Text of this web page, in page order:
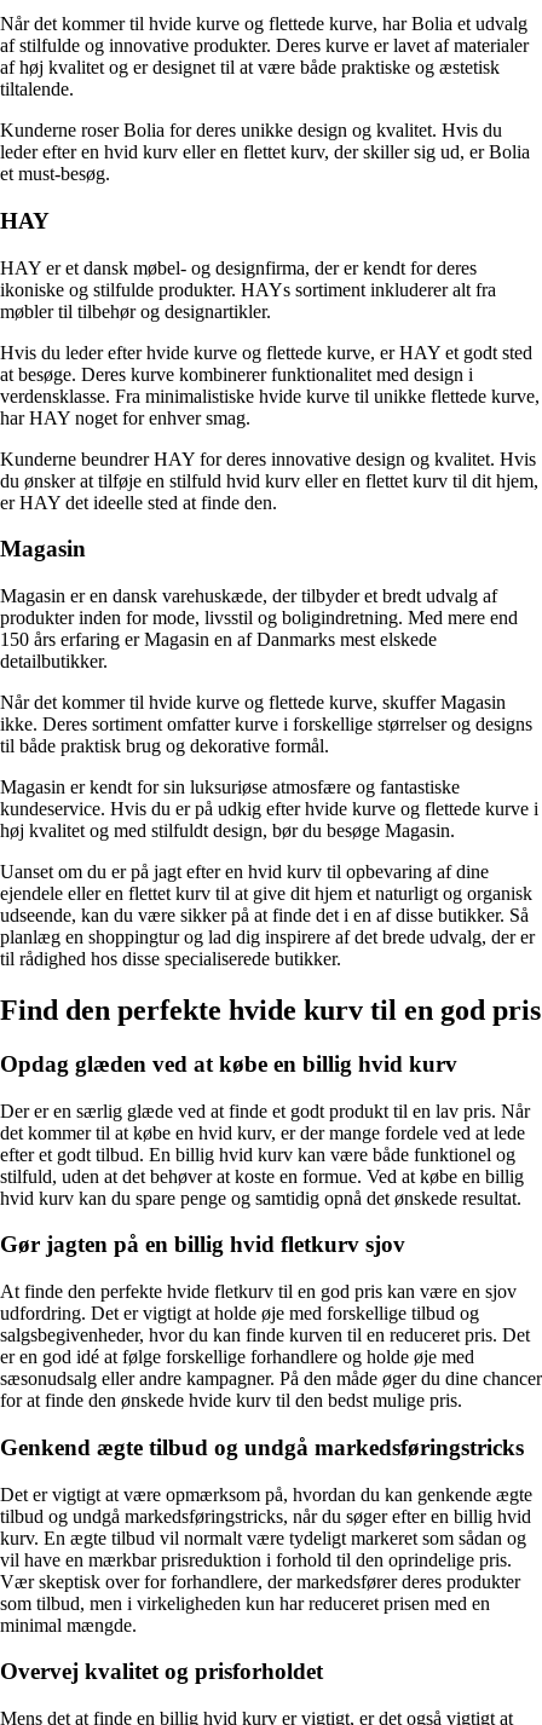
Når det kommer til hvide kurve og flettede kurve, har Bolia et udvalg
af stilfulde og innovative produkter. Deres kurve er lavet af materialer
af høj kvalitet og er designet til at være både praktiske og æstetisk
tiltalende.
Kunderne roser Bolia for deres unikke design og kvalitet. Hvis du
leder efter en hvid kurv eller en flettet kurv, der skiller sig ud, er Bolia
et must-besøg.
HAY
HAY er et dansk møbel- og designfirma, der er kendt for deres
ikoniske og stilfulde produkter. HAYs sortiment inkluderer alt fra
møbler til tilbehør og designartikler.
Hvis du leder efter hvide kurve og flettede kurve, er HAY et godt sted
at besøge. Deres kurve kombinerer funktionalitet med design i
verdensklasse. Fra minimalistiske hvide kurve til unikke flettede kurve,
har HAY noget for enhver smag.
Kunderne beundrer HAY for deres innovative design og kvalitet. Hvis
du ønsker at tilføje en stilfuld hvid kurv eller en flettet kurv til dit hjem,
er HAY det ideelle sted at finde den.
Magasin
Magasin er en dansk varehuskæde, der tilbyder et bredt udvalg af
produkter inden for mode, livsstil og boligindretning. Med mere end
150 års erfaring er Magasin en af Danmarks mest elskede
detailbutikker.
Når det kommer til hvide kurve og flettede kurve, skuffer Magasin
ikke. Deres sortiment omfatter kurve i forskellige størrelser og designs
til både praktisk brug og dekorative formål.
Magasin er kendt for sin luksuriøse atmosfære og fantastiske
kundeservice. Hvis du er på udkig efter hvide kurve og flettede kurve i
høj kvalitet og med stilfuldt design, bør du besøge Magasin.
Uanset om du er på jagt efter en hvid kurv til opbevaring af dine
ejendele eller en flettet kurv til at give dit hjem et naturligt og organisk
udseende, kan du være sikker på at finde det i en af disse butikker. Så
planlæg en shoppingtur og lad dig inspirere af det brede udvalg, der er
til rådighed hos disse specialiserede butikker.
Find den perfekte hvide kurv til en god pris
Opdag glæden ved at købe en billig hvid kurv
Der er en særlig glæde ved at finde et godt produkt til en lav pris. Når
det kommer til at købe en hvid kurv, er der mange fordele ved at lede
efter et godt tilbud. En billig hvid kurv kan være både funktionel og
stilfuld, uden at det behøver at koste en formue. Ved at købe en billig
hvid kurv kan du spare penge og samtidig opnå det ønskede resultat.
Gør jagten på en billig hvid fletkurv sjov
At finde den perfekte hvide fletkurv til en god pris kan være en sjov
udfordring. Det er vigtigt at holde øje med forskellige tilbud og
salgsbegivenheder, hvor du kan finde kurven til en reduceret pris. Det
er en god idé at følge forskellige forhandlere og holde øje med
sæsonudsalg eller andre kampagner. På den måde øger du dine chancer
for at finde den ønskede hvide kurv til den bedst mulige pris.
Genkend ægte tilbud og undgå markedsføringstricks
Det er vigtigt at være opmærksom på, hvordan du kan genkende ægte
tilbud og undgå markedsføringstricks, når du søger efter en billig hvid
kurv. En ægte tilbud vil normalt være tydeligt markeret som sådan og
vil have en mærkbar prisreduktion i forhold til den oprindelige pris.
Vær skeptisk over for forhandlere, der markedsfører deres produkter
som tilbud, men i virkeligheden kun har reduceret prisen med en
minimal mængde.
Overvej kvalitet og prisforholdet
Mens det at finde en billig hvid kurv er vigtigt, er det også vigtigt at